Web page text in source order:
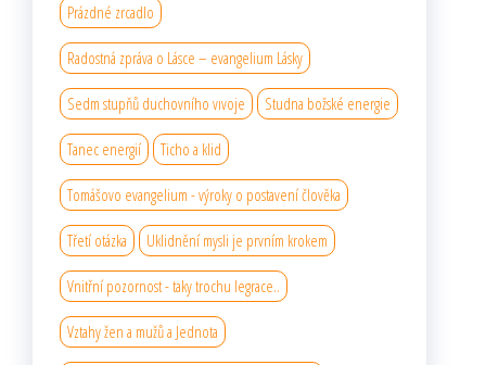
Prázdné zrcadlo
Radostná zpráva o Lásce – evangelium Lásky
Sedm stupňů duchovního vıvoje Studna božské energie
Tanec energií Ticho a klid
Tomášovo evangelium - výroky o postavení člověka
Třetí otázka Uklidnění mysli je prvním krokem
Vnitřní pozornost - taky trochu legrace..
Vztahy žen a mužů a Jednota